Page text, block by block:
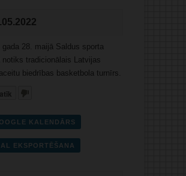
gada 28. maijā Saldus sporta
notiks tradicionālais Latvijas
biedrības basketbola turnīrs.
KALENDĀRS
EKSPORTĒŠANA